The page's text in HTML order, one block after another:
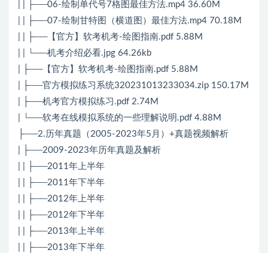
| | ├──06-绘制单代号7格图最佳方法.mp4 36.60M
| | ├──07-绘制甘特图（横道图）最佳方法.mp4 70.18M
| | ├──【官方】软考机考-绘图指南.pdf 5.88M
| | └──机考介绍必看.jpg 64.26kb
| ├──【官方】软考机考-绘图指南.pdf 5.88M
| ├──官方模拟练习系统320231013233034.zip 150.17M
| ├──机考官方模拟练习.pdf 2.74M
| └──软考在线模拟系统的一些理解说明.pdf 4.88M
├──2.历年真题（2005-2023年5月）+真题视频解析
| ├──2009-2023年历年真题及解析
| | ├──2011年上半年
| | ├──2011年下半年
| | ├──2012年上半年
| | ├──2012年下半年
| | ├──2013年上半年
| | ├──2013年下半年